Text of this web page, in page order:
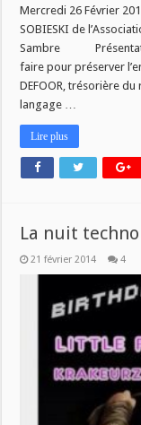
Mercredi 26 Février
SOBIESKI de
Sambre
faire pour préserver
DEFOOR, trésorière
langage …
Lire plus
La nuit
21 février 2014 4